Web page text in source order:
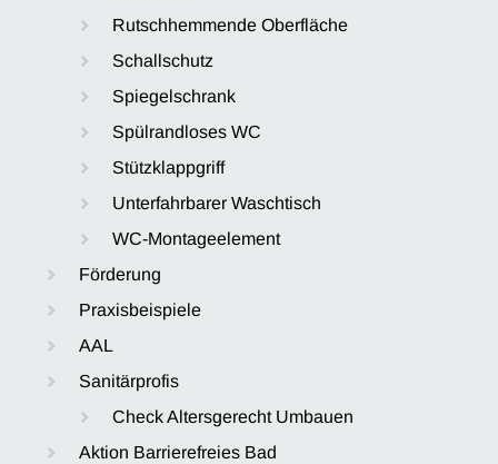
Rutschhemmende Oberfläche
Schallschutz
Spiegelschrank
Spülrandloses WC
Stützklappgriff
Unterfahrbarer Waschtisch
WC-Montageelement
Förderung
Praxisbeispiele
AAL
Sanitärprofis
Check Altersgerecht Umbauen
Aktion Barrierefreies Bad